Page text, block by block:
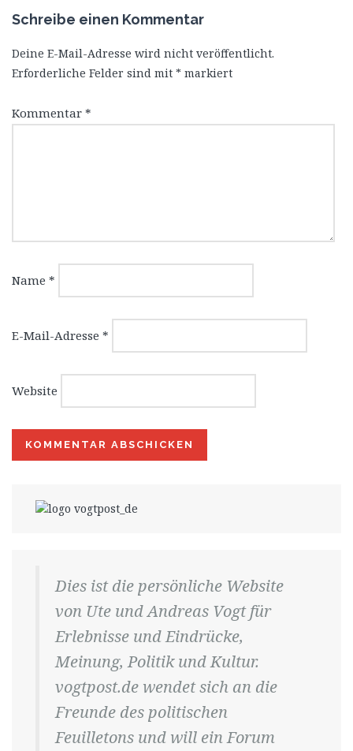
Schreibe einen Kommentar
Deine E-Mail-Adresse wird nicht veröffentlicht.
Erforderliche Felder sind mit * markiert
Kommentar *
Name *
E-Mail-Adresse *
Website
Dies ist die persönliche Website
von Ute und Andreas Vogt für
Erlebnisse und Eindrücke,
Meinung, Politik und Kultur.
vogtpost.de wendet sich an die
Freunde des politischen
Feuilletons und will ein Forum